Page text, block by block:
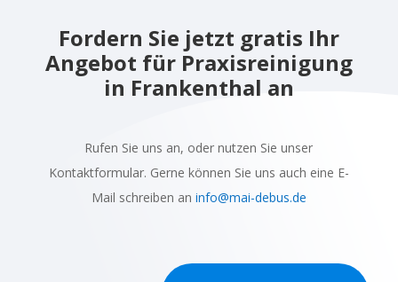
Fordern Sie jetzt gratis Ihr
Angebot für Praxisreinigung
in Frankenthal an
Rufen Sie uns an, oder nutzen Sie unser
Kontaktformular. Gerne können Sie uns auch eine E-
Mail schreiben an info@mai-debus.de